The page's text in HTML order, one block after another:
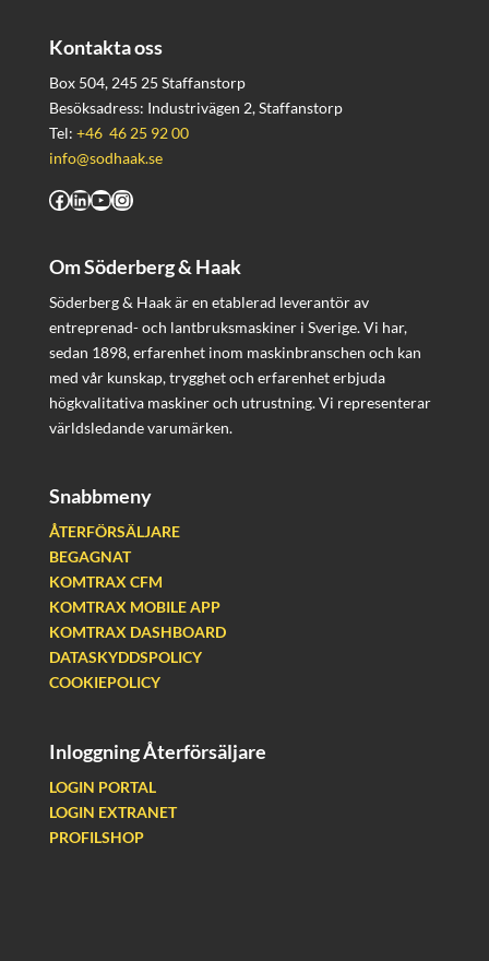
Kontakta oss
Box 504, 245 25 Staffanstorp
Besöksadress: Industrivägen 2, Staffanstorp
Tel: +46 46 25 92 00
info@sodhaak.se
Facebook
LinkedIn
YouTube
Instagram
Om Söderberg & Haak
Söderberg & Haak är en etablerad leverantör av
entreprenad- och lantbruksmaskiner i Sverige. Vi har,
sedan 1898, erfarenhet inom maskinbranschen och kan
med vår kunskap, trygghet och erfarenhet erbjuda
högkvalitativa maskiner och utrustning. Vi representerar
världsledande varumärken.
Snabbmeny
ÅTERFÖRSÄLJARE
BEGAGNAT
KOMTRAX CFM
KOMTRAX MOBILE APP
KOMTRAX DASHBOARD
DATASKYDDSPOLICY
COOKIEPOLICY
Inloggning Återförsäljare
LOGIN PORTAL
LOGIN EXTRANET
PROFILSHOP